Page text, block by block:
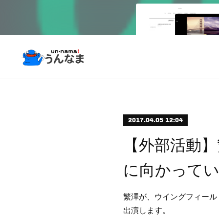
2017.04.05 12:04
【外部活動
に向かって
繁澤が、ウイングフィー
出演します。